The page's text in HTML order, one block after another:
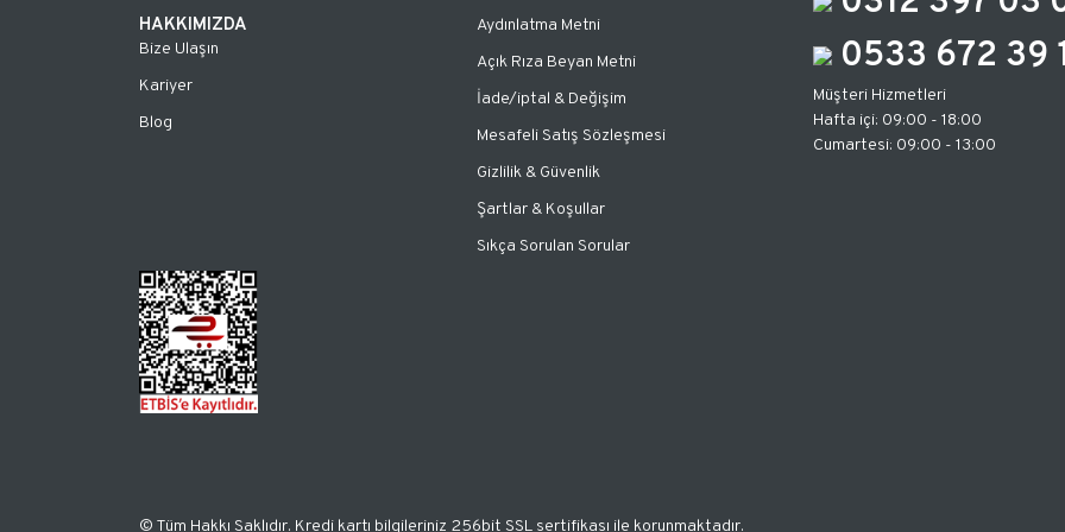
HAKKIMIZDA
Bize Ulaşın
Kariyer
Blog
Aydınlatma Metni
Açık Rıza Beyan Metni
İade/iptal & Değişim
Mesafeli Satış Sözleşmesi
Gizlilik & Güvenlik
Şartlar & Koşullar
Sıkça Sorulan Sorular
0533 672 39
Müşteri Hizmetleri
Hafta içi: 09:00 - 18:00
Cumartesi: 09:00 - 13:00
© Tüm Hakkı Saklıdır. Kredi kartı bilgileriniz 256bit SSL sertifikası ile korunmaktadır.